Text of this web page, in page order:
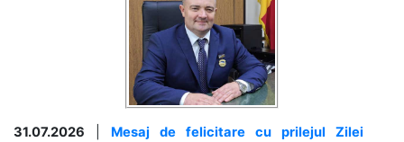
31.07.2026
Mesaj de felicitare cu prilejul Zilei